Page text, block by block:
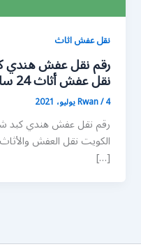
نقل عفش اثاث
نقل عفش أثاث 24 ساعة
Rwan/4 يوليو، 2021
رقم نقل عفش هندي كبد
الكويت نقل العفش
[…]